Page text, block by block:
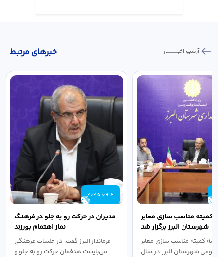
خبر‌های مرتبط آرشیو اخبـــــــــــار
2025 09 16
مدیران در حرکت رو به جلو در فرهنگ
نماز اهتمام بورزند
فرماندار البرز گفت: در جلسات فرهنگی
می‌بایست هدفمان حرکت رو به جلو و
کمیته مناسب سازی معابر
شهرستان البرز برگزار شد
کمیته مناسب سازی معابر
شهرستان البرز در سال